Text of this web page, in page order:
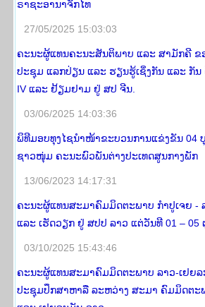
ຣາຊະອານາຈັກໄທ
27/05/2025 15:03:03
ຄະນະຜູ້ແທນຄະນະສັນຕິພາບ ແລະ ສາມັກຄີ ຂ
ປະຊຸມ ແລກປ່ຽນ ແລະ ຮຽນຮູ້ເຊິ່ງກັນ ແລະ ກັນ
IV ແລະ ຢ້ຽມຢາມ ຢູ່ ສປ ຈີນ.
03/06/2025 14:03:36
ພິທີມອບທຸງໄຊນຳໜ້າຂະບວນການແຂ່ງຂັນ 04
ຊາວໜຸ່ມ ຄະນະພົວພັນຕ່າງປະເທດສູນກາງພັກ
13/06/2023 14:17:31
ຄະນະຜູ້ແທນສະມາຄົມມິດຕະພາບ ກໍາປູເຈຍ -
ແລະ ເຮັດວຽກ ຢູ່ ສປປ ລາວ ແຕ່ວັນທີ 01 – 05
03/10/2025 15:43:46
ຄະນະຜູ້ແທນສະມາຄົມມິດຕະພາບ ລາວ-ເຢຍລ
ປະຊຸມປຶກສາຫາລື ລະຫວ່າງ ສະມາ ຄົມມິດຕະ